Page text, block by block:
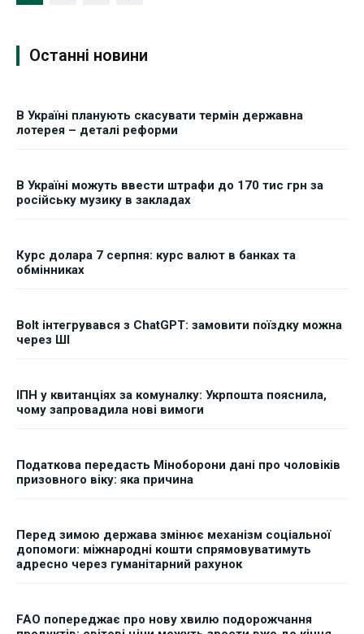
Останні новини
В Україні планують скасувати термін державна
лотерея – деталі реформи
В Україні можуть ввести штрафи до 170 тис грн за
російську музику в закладах
Курс долара 7 серпня: курс валют в банках та
обмінниках
Bolt інтегрувався з ChatGPT: замовити поїздку можна
через ШІ
ІПН у квитанціях за комуналку: Укрпошта пояснила,
чому запровадила нові вимоги
Податкова передасть Міноборони дані про чоловіків
призовного віку: яка причина
Перед зимою держава змінює механізм соціальної
допомоги: міжнародні кошти спрямовуватимуть
адресно через гуманітарний рахунок
FAO попереджає про нову хвилю подорожчання